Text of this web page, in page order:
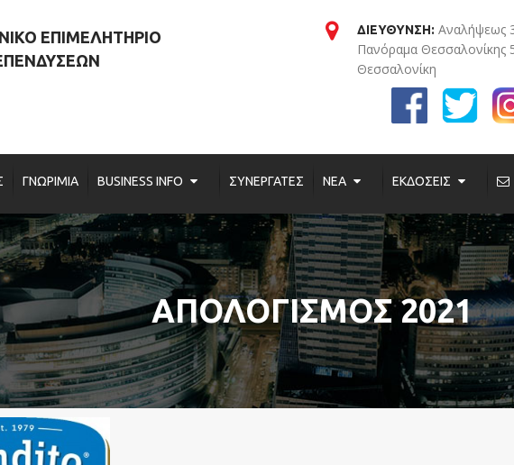
ΕΠΙΜΕΛΗΤΗΡΙΟ
ΔΙΕΥΘΥΝΣΗ: Αναλήψεως
Πανόραμα Θεσσαλονίκης
Θεσσαλονίκη
ΓΝΩΡΙΜΙΑ BUSINESS INFO ΣΥΝΕΡΓΑΤΕΣ ΝΕΑ ΕΚΔΟΣΕΙΣ
ΑΠΟΛΟΓΙΣΜΟΣ 2021